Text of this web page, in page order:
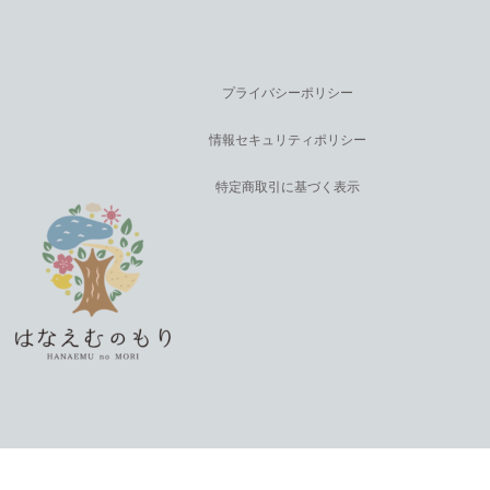
プライバシーポリシー
情報セキュリティポリシー
特定商取引に基づく表示